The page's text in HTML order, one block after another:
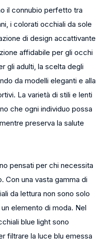
il connubio perfetto tra
i colorati occhiali da sole
di design accattivante
affidabile per gli occhi
gli adulti, la scelta degli
da modelli eleganti e alla
La varietà di stili e lenti
che ogni individuo possa
preserva la salute
pensati per chi necessita
Con una vasta gamma di
da lettura non sono solo
elemento di moda. Nel
blue light sono
filtrare la luce blu emessa